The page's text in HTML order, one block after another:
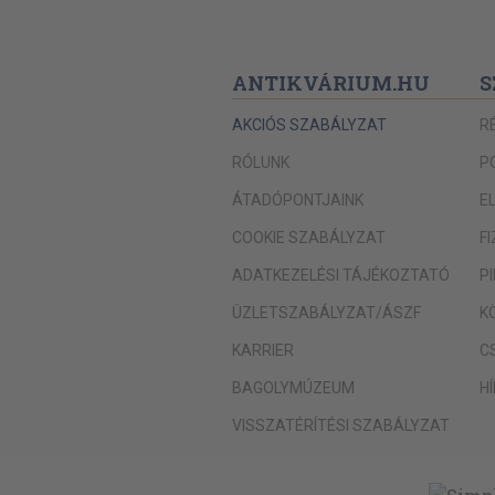
ANTIKVÁRIUM.HU
AKCIÓS SZABÁLYZAT
RÓLUNK
ÁTADÓPONTJAINK
COOKIE SZABÁLYZAT
ADATKEZELÉSI TÁJÉKOZTATÓ
ÜZLETSZABÁLYZAT/ÁSZF
KARRIER
BAGOLYMÚZEUM
VISSZATÉRÍTÉSI SZABÁLYZAT